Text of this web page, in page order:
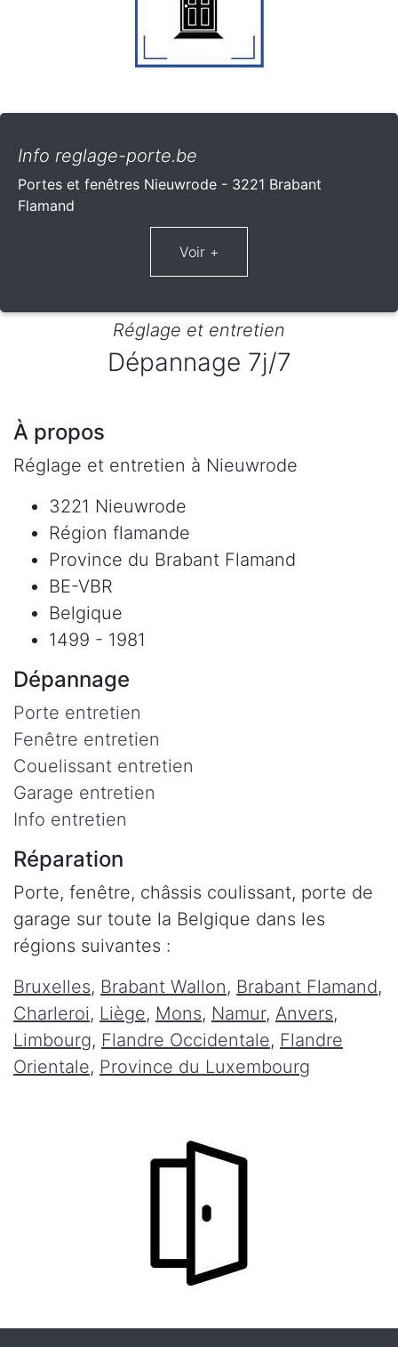
Info reglage-porte.be
Portes et fenêtres Nieuwrode - 3221 Brabant
Flamand
Réglage et entretien
Dépannage 7j/7
À propos
Réglage et entretien à Nieuwrode
3221 Nieuwrode
Région flamande
Province du Brabant Flamand
BE-VBR
Belgique
1499 - 1981
Dépannage
Porte entretien
Fenêtre entretien
Couelissant entretien
Garage entretien
Info entretien
Réparation
Porte, fenêtre, châssis coulissant, porte de
garage sur toute la Belgique dans les
régions suivantes :
Bruxelles, Brabant Wallon, Brabant Flamand,
Charleroi, Liège, Mons, Namur, Anvers,
Limbourg, Flandre Occidentale, Flandre
Orientale, Province du Luxembourg